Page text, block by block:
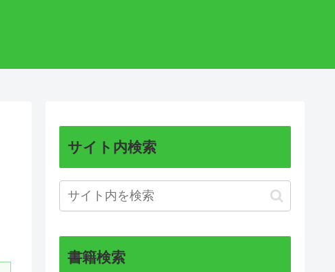
サイト内検索
書籍検索